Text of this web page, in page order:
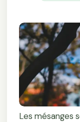
Les mésanges